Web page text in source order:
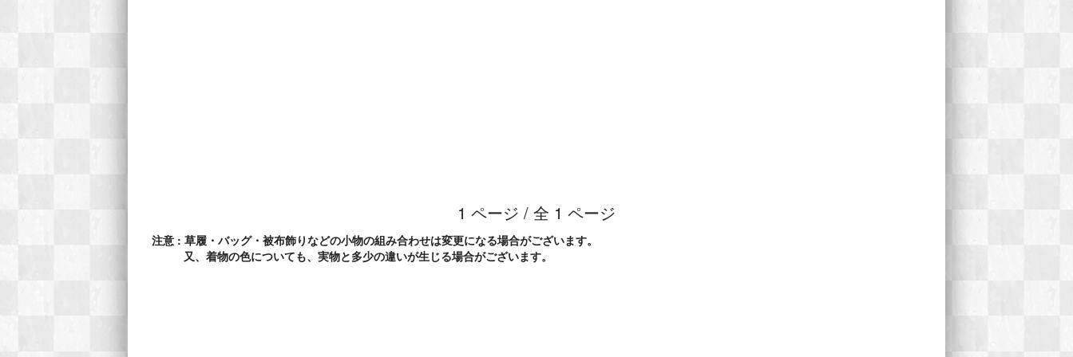
1 ページ / 全 1 ページ
注意 : 草履・バッグ・被布飾りなどの小物の組み合わせは変更になる場合がございます。
又、着物の色についても、実物と多少の違いが生じる場合がございます。